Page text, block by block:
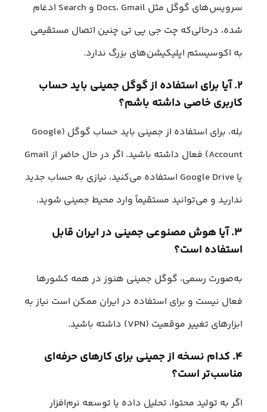
سرویس‌های گوگل مثل Docs، Gmail و Search ادغام
شده، درحالی‌که چت‌ جی‌ پی‌ تی چنین اتصال مستقیمی
به اکوسیستم اپلیکیشن‌های بزرگ ندارد.
۲. آیا برای استفاده از گوگل جمینی باید حساب
کاربری خاصی داشته باشم؟
بله، برای استفاده از جمینی باید حساب گوگل (Google
Account) فعال داشته باشید. اگر در حال حاضر از Gmail
یا Google Drive استفاده می‌کنید، نیازی به حساب جدید
ندارید و می‌توانید مستقیماً وارد محیط جمینی شوید.
۳. آیا هوش مصنوعی جمینی در ایران قابل
استفاده است؟
به‌صورت رسمی، گوگل جمینی هنوز در همه کشورها
فعال نیست و برای استفاده در ایران ممکن است نیاز به
ابزارهای تغییر موقعیت (VPN) داشته باشید.
۴. کدام نسخه از جمینی برای کارهای حرفه‌ای
مناسب‌تر است؟
اگر به تولید محتوا، تحلیل داده یا توسعه نرم‌افزار